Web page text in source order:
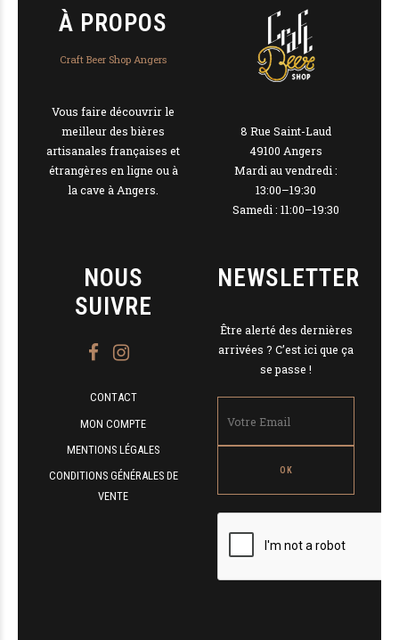
À PROPOS
Craft Beer Shop Angers
Vous faire découvrir le
meilleur des bières
artisanales françaises et
étrangères en ligne ou à
la cave à Angers.
8 Rue Saint-Laud
49100 Angers
Mardi au vendredi :
13:00–19:30
Samedi : 11:00–19:30
NOUS
SUIVRE
CONTACT
MON COMPTE
MENTIONS LÉGALES
CONDITIONS GÉNÉRALES DE
VENTE
NEWSLETTER
Être alerté des dernières
arrivées ? C’est ici que ça
se passe !